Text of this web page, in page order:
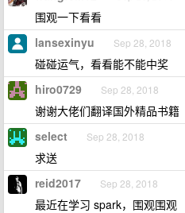
围观一下看看
lansexinyu Sep 28, 2018
碰碰运气，看看能不能中奖
hiro0729 Sep 28, 2018
谢谢大佬们翻译国外精品书籍
select Sep 28, 2018
求送
reid2017 Sep 28, 2018
最近在学习 spark，围观围观